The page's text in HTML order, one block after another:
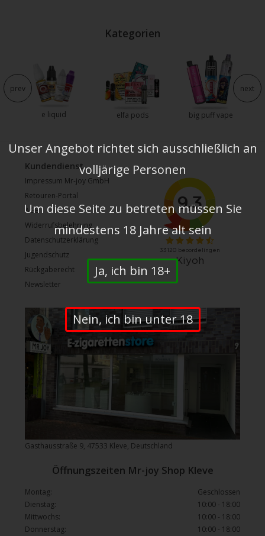
Kategorien
e liquid elfa pods big puff vape
prev next
Kundendienst
Impressum Mr-joy GmbH
Retouren-Portal
AGB
Widerrufsbelehrung
Datenschutzerklärung
Jugendschutz
Rückgaberecht
Newsletter
Gasthausstraße 9, 47533 Kleve, Deutschland
Öffnungszeiten Mr-joy Shop Kleve
Montag:
Geschlossen
Dienstag:
10:00 - 18:00
Mittwochs:
10:00 - 18:00
Donnerstag:
10:00 - 18:00
Unser Angebot richtet sich ausschließlich an
volljärige Personen
Um diese Seite zu betreten müssen Sie
mindestens 18 Jahre alt sein
Ja, ich bin 18+
Nein, ich bin unter 18